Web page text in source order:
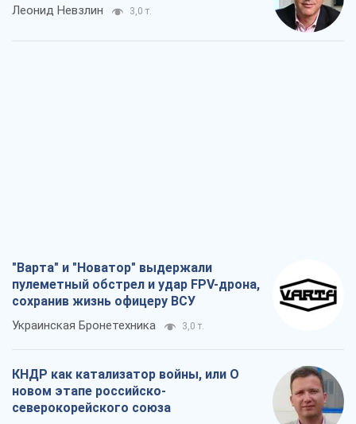
Леонид Невзлин 3,0 т.
"Варта" и "Новатор" выдержали
пулеметный обстрел и удар FPV-дрона,
сохранив жизнь офицеру ВСУ
Украинская Бронетехника 3,0 т.
КНДР как катализатор войны, или О
новом этапе российско-
северокорейского союза